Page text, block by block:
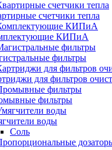
счетчики тепла
КИПиА
фильтры
для фильтров
фильтры
воды
Соль